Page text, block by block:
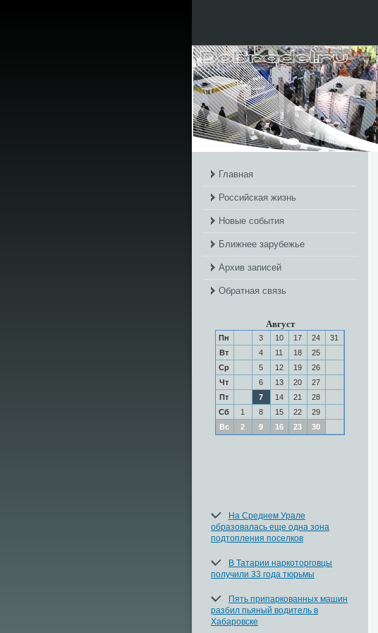
Главная
Российская жизнь
Новые события
Ближнее зарубежье
Архив записей
Обратная связь
Август
Пн 3 10 17 24
31
Вт
4 11 18
25
Ср
5 12 19
26
Чт
6 13 20
27
Пт
7 14 21
28
Сб
1 8 15 22
29
Вс
2 9 16 23 30
На Среднем Урале
образовалась еще одна зона
подтопления поселков
В Татарии наркоторговцы
получили 33 года тюрьмы
Пять припаркованных машин
разбил пьяный водитель в
Хабаровске